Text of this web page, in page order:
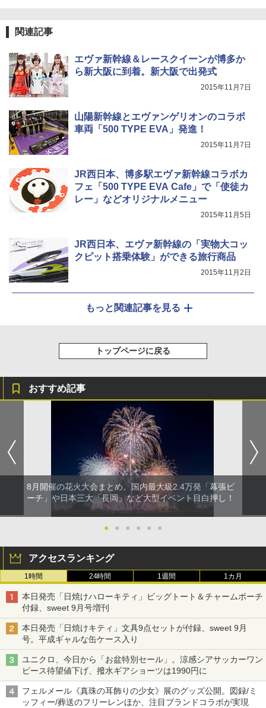
関連記事
エヴァ新幹線＆レースクイーンが博多か
ら新大阪に到着。新大阪で出発式
2015年11月7日
山陽新幹線とエヴァンゲリオンのコラボ
車両「500 TYPE EVA」発進！
2015年11月7日
JR西日本、博多駅エヴァ新幹線コラボカ
フェ「500 TYPE EVA Cafe」で「使徒カ
レー」などオリジナルメニュー
2015年11月5日
JR西日本、エヴァ新幹線の「実物大コッ
クピット搭乗体験」ができる旅行商品
2015年11月2日
もっと関連記事を見る
トップページに戻る
おすすめ記事
8月開催の花火大会まとめ。国内最大級2.4万発「幕張ビ
ーチ」や日本三大「長岡」など大型イベント目白押し！
● ● ● ● ● ●
アクセスランキング
1時間 24時間 1週間 1カ月
本日発売「日焼けハローキティ」ビッグトート＆チャームポーチ
付録、sweet 9月号増刊
本日発売「日焼けキティ」文具9点セットが付録、sweet 9月
号。平成ギャルな缶ケース入り
ユニクロ、今日から「お盆特別セール」。涼感シアサッカーワン
ピース待望値下げ、撥水ギアショーツは1990円に
フェルメール《真珠の耳飾りの少女》展のグッズ公開。図録/ミ
ッフィー/葬送のフリーレンほか、注目ブランドコラボが実現